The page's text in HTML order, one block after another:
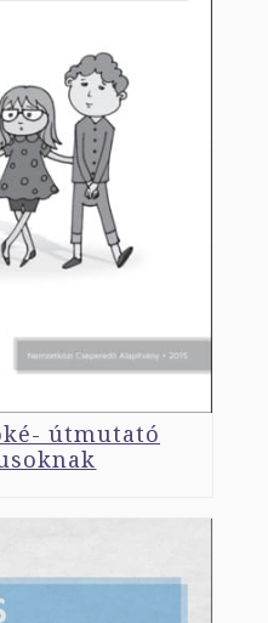
útmutató